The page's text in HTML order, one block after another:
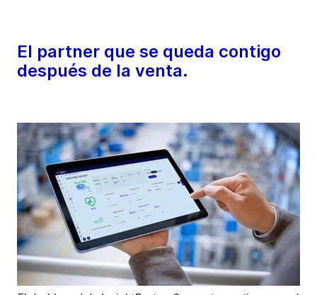
El partner que se queda contigo
después de la venta.